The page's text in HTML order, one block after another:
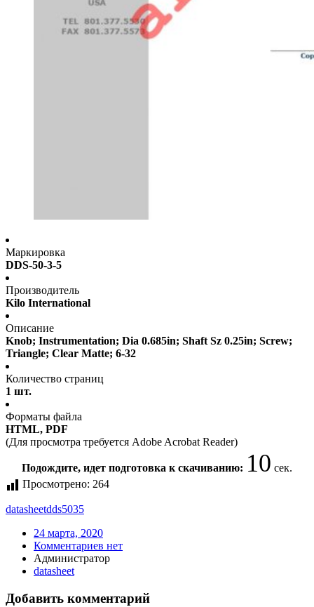
Маркировка
DDS-50-3-5
Производитель
Kilo International
Описание
Knob; Instrumentation; Dia 0.685in; Shaft Sz 0.25in; Screw;
Triangle; Clear Matte; 6-32
Количество страниц
1 шт.
Форматы файла
HTML, PDF
(Для просмотра требуется Adobe Acrobat Reader)
Подождите, идет подготовка к скачиванию: 10 сек.
Просмотрено: 264
datasheetdds5035
24 марта, 2020
Комментариев нет
Администратор
datasheet
Добавить комментарий